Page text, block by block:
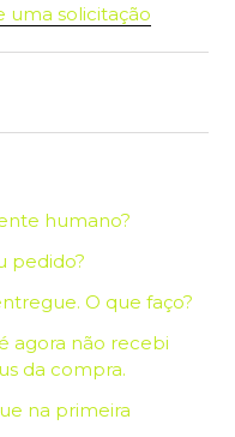
uma solicitação
humano?
pedido?
O que faço?
agora não recebi
da compra.
na primeira